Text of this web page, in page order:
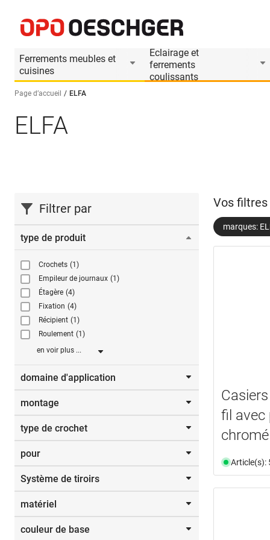
Ferrements meubles et
cuisines
Eclairage et
ferrements
coulissants
Sélectionnez une langue (FR)
Page d’accueil ELFA
ELFA
Filtrer par
type de produit
Crochets (1)
Empileur de journaux (1)
Étagère (4)
Fixation (4)
Récipient (1)
Roulement (1)
en voir plus ...
domaine d'application
Armoires de nettoyage
bouteilles (2)
vestiaire
(1)
montage
armoires murales
type de crochet
Crochets muraux
pour
2 balais (1)
Système de tiroirs
ArciTech
TANDEMBOX (1)
matériel
acier (14)
couleur de base
Vos
marques:
fil avec
chromé
Article(s):